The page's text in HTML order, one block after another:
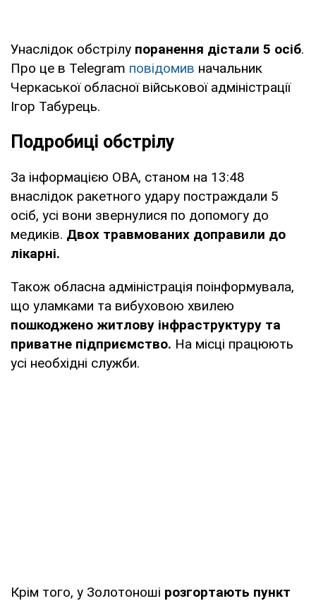
Унаслідок обстрілу поранення дістали 5 осіб.
Про це в Telegram повідомив начальник
Черкаської обласної військової адміністрації
Ігор Табурець.
Подробиці обстрілу
За інформацією ОВА, станом на 13:48
внаслідок ракетного удару постраждали 5
осіб, усі вони звернулися по допомогу до
медиків. Двох травмованих доправили до
лікарні.
Також обласна адміністрація поінформувала,
що уламками та вибуховою хвилею
пошкоджено житлову інфраструктуру та
приватне підприємство. На місці працюють
усі необхідні служби.
Крім того, у Золотоноші розгортають пункт